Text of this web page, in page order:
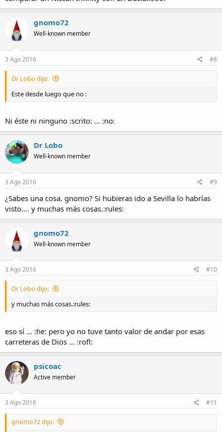
gnomo72
Well-known member
3 Ago 2016 #8
Dr Lobo dijo:
Este desde luego que no :
Ni éste ni ninguno :scrito: ... :no:
Dr Lobo
Well-known member
3 Ago 2016 #9
¿Sabes una cosa. gnomo? Si hubieras ido a Sevilla lo habrías
visto.... y muchas más cosas.:rules:
gnomo72
Well-known member
3 Ago 2016 #10
Dr Lobo dijo:
y muchas más cosas.:rules:
eso sí ... :he: pero yo no tuve tanto valor de andar por esas
carreteras de Dios ... :rofl:
psicoac
Active member
3 Ago 2016 #11
gnomo72 dijo: